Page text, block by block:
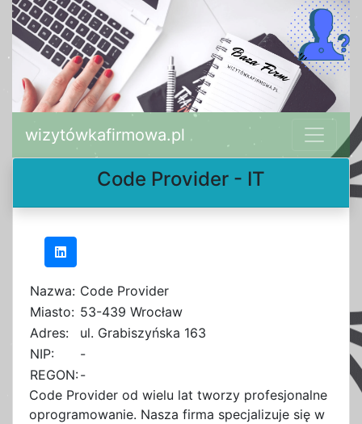
wizytówkafirmowa.pl
Code Provider - IT
Nazwa: Code Provider
Miasto: 53-439 Wrocław
Adres:
ul. Grabiszyńska 163
NIP:
-
REGON:-
Code Provider od wielu lat tworzy profesjonalne
oprogramowanie. Nasza firma specjalizuje się w